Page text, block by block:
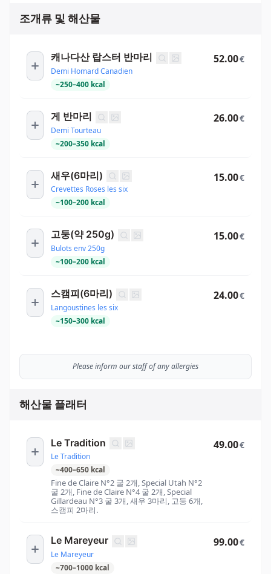
조개류 및 해산물
캐나다산 랍스터 반마리
Demi Homard Canadien
~250–400 kcal
52.00€
게 반마리
Demi Tourteau
~200–350 kcal
26.00€
새우(6마리)
Crevettes Roses les six
~100–200 kcal
15.00€
고둥(약 250g)
Bulots env 250g
~100–200 kcal
15.00€
스캠피(6마리)
Langoustines les six
~150–300 kcal
24.00€
Please inform our staff of any allergies
해산물 플래터
Le Tradition
Le Tradition
~400–650 kcal
Fine de Claire N°2 굴 2개, Special Utah N°2
굴 2개, Fine de Claire N°4 굴 2개, Special
Gillardeau N°3 굴 3개, 새우 3마리, 고둥 6개,
스캠피 2마리.
49.00€
Le Mareyeur
Le Mareyeur
~700–1000 kcal
99.00€